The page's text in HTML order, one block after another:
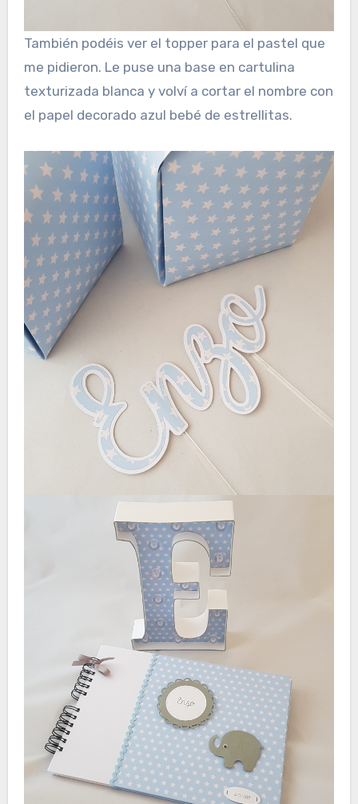
También podéis ver el topper para el pastel que
me pidieron. Le puse una base en cartulina
texturizada blanca y volví a cortar el nombre con
el papel decorado azul bebé de estrellitas.